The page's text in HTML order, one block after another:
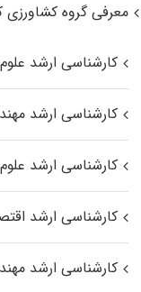
معرفی گروه کشاورزی
کارشناسی ارشد
کارشناسی ارشد
کارشناسی ارشد
کارشناسی ارشد
کارشناسی ارشد